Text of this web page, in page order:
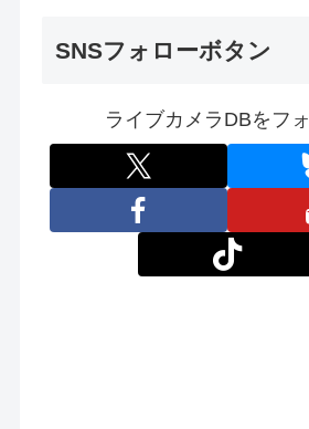
SNSフォローボタン
ライブカメラDBをフ